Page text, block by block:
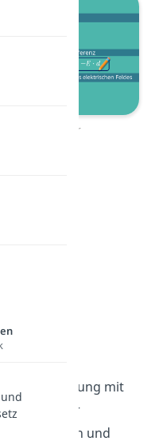
Gleichung mit
einer
und